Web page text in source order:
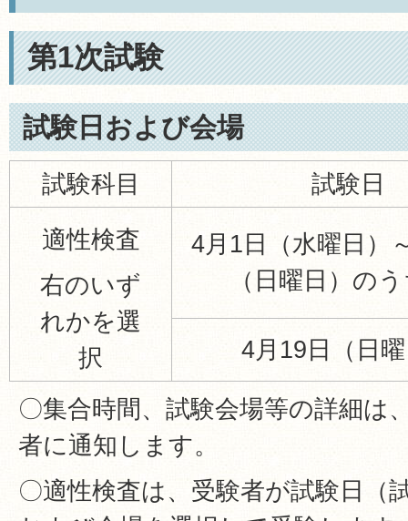
第1次試験
試験日および会場
試験科目
試験日
適性検査
右のいず
れかを選
択
4月1日（水曜日）
（日曜日）の
4月19日（日
〇集合時間、試験会場等の詳細は
者に通知します。
〇適性検査は、受験者が試験日（